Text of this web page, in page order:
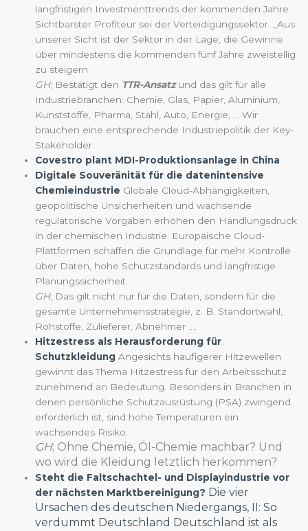
langfristigen Investmenttrends der kommenden Jahre.
Sichtbarster Profiteur sei der Verteidigungssektor. „Aus
unserer Sicht ist der Sektor in der Lage, die Gewinne
über mindestens die kommenden fünf Jahre zweistellig
zu steigern
GH; Bestätigt den TTR-Ansatzund das gilt für alle
Industriebranchen: Chemie, Glas, Papier, Aluminium,
Kunststoffe, Pharma, Stahl, Auto, Energie, … Wir
brauchen eine entsprechende Industriepolitik der Key-
Stakeholder
Covestro plant MDI-Produktionsanlage in China
Digitale Souveränität für die datenintensive
Chemieindustrie Globale Cloud-Abhängigkeiten,
geopolitische Unsicherheiten und wachsende
regulatorische Vorgaben erhöhen den Handlungsdruck
in der chemischen Industrie. Europäische Cloud-
Plattformen schaffen die Grundlage für mehr Kontrolle
über Daten, hohe Schutzstandards und langfristige
Planungssicherheit.
GH; Das gilt nicht nur für die Daten, sondern für die
gesamte Unternehmensstrategie, z. B. Standortwahl,
Rohstoffe, Zulieferer, Abnehmer ….
Hitzestress als Herausforderung für
Schutzkleidung Angesichts häufigerer Hitzewellen
gewinnt das Thema Hitzestress für den Arbeitsschutz
zunehmend an Bedeutung. Besonders in Branchen in
denen persönliche Schutzausrüstung (PSA) zwingend
erforderlich ist, sind hohe Temperaturen ein
wachsendes Risiko.
GH; Ohne Chemie, Öl-Chemie machbar? Und
wo wird die Kleidung letztlich herkommen?
Steht die Faltschachtel- und Displayindustrie vor
der nächsten Marktbereinigung? Die vier
Ursachen des deutschen Niedergangs, II: So
verdummt Deutschland Deutschland ist als